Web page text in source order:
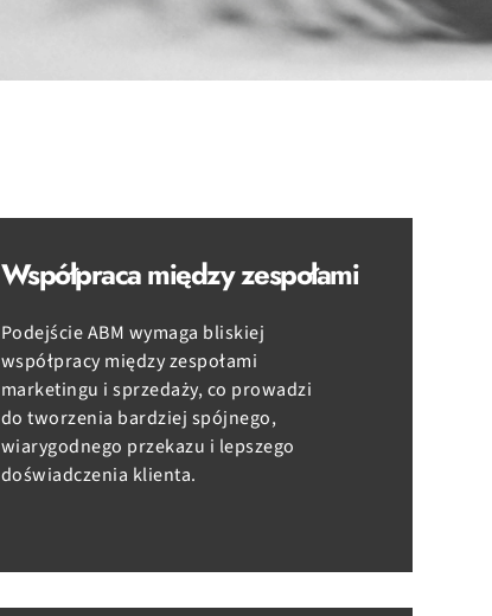
Współpraca między zespołami
Podejście ABM wymaga bliskiej
współpracy między zespołami
marketingu i sprzedaży, co prowadzi
do tworzenia bardziej spójnego,
wiarygodnego przekazu i lepszego
doświadczenia klienta.